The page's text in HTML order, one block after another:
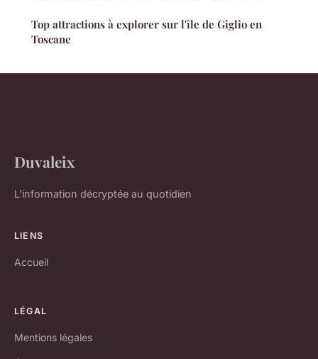
Top attractions à explorer sur l'île de Giglio en
Toscane
Duvaleix
L'information décryptée au quotidien
LIENS
Accueil
LÉGAL
Mentions légales